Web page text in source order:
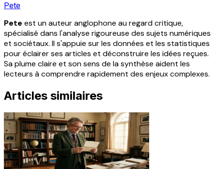
Pete
Pete est un auteur anglophone au regard critique,
spécialisé dans l'analyse rigoureuse des sujets numériques
et sociétaux. Il s'appuie sur les données et les statistiques
pour éclairer ses articles et déconstruire les idées reçues.
Sa plume claire et son sens de la synthèse aident les
lecteurs à comprendre rapidement des enjeux complexes.
Articles similaires